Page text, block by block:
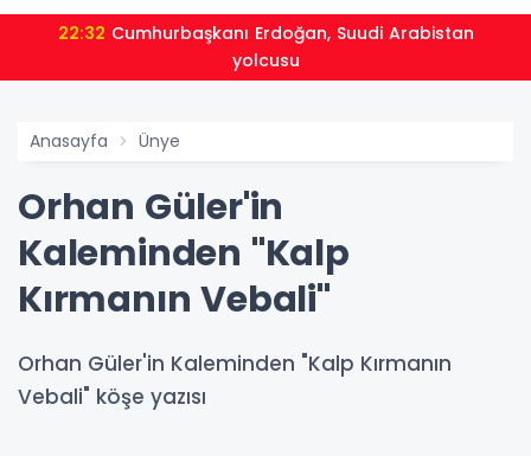
22:24Bursa’da TEKNOSAB KOBİ OSB tanıtıldı... Bursa’nın
kalkınma yolculuğunda yeni dönem
Anasayfa Ünye
Orhan Güler'in
Kaleminden "Kalp
Kırmanın Vebali"
Orhan Güler'in Kaleminden "Kalp Kırmanın
Vebali" köşe yazısı